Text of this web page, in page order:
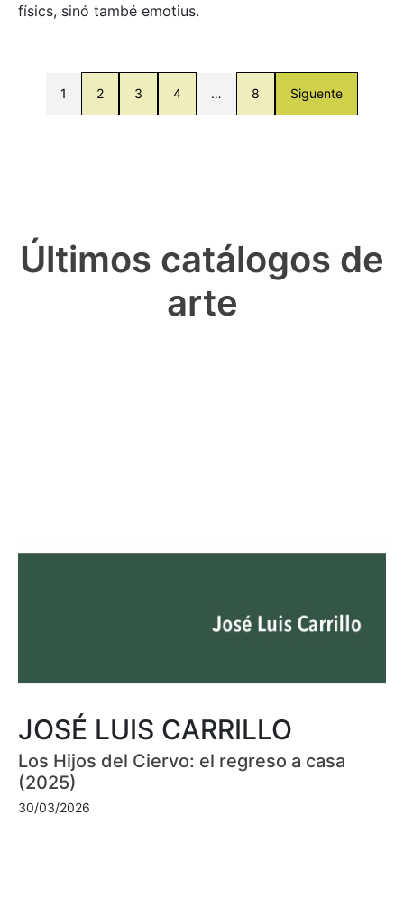
físics, sinó també emotius.
1 2 3 4 … 8 Siguente
Últimos catálogos de
arte
JOSÉ LUIS CARRILLO
Los Hijos del Ciervo: el regreso a casa
(2025)
30/03/2026